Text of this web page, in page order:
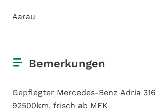
Aarau
Bemerkungen
Gepflegter Mercedes-Benz Adria
92500km, frisch ab MFK